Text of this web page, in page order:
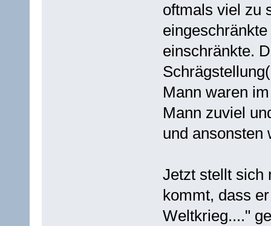
oftmals viel zu
einschränkte.
Mann waren
Mann zuviel
und ansonsten
Jetzt stellt sich
kommt, dass
Weltkrieg...."